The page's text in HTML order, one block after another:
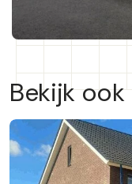
Bekijk ook